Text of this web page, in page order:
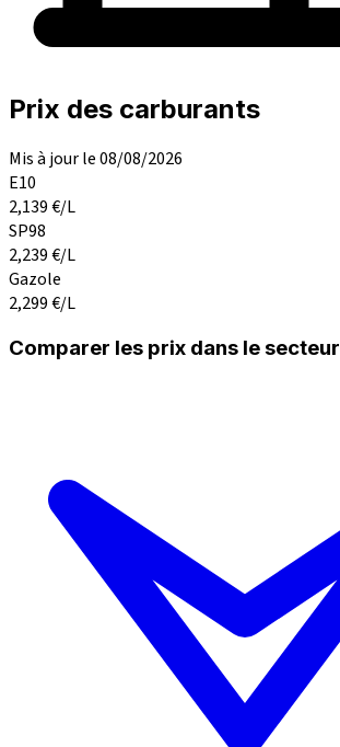
Prix des carburants
Mis à jour le 08/08/2026
E10
2,139€/L
SP98
2,239€/L
Gazole
2,299€/L
Comparer les prix dans le secteur